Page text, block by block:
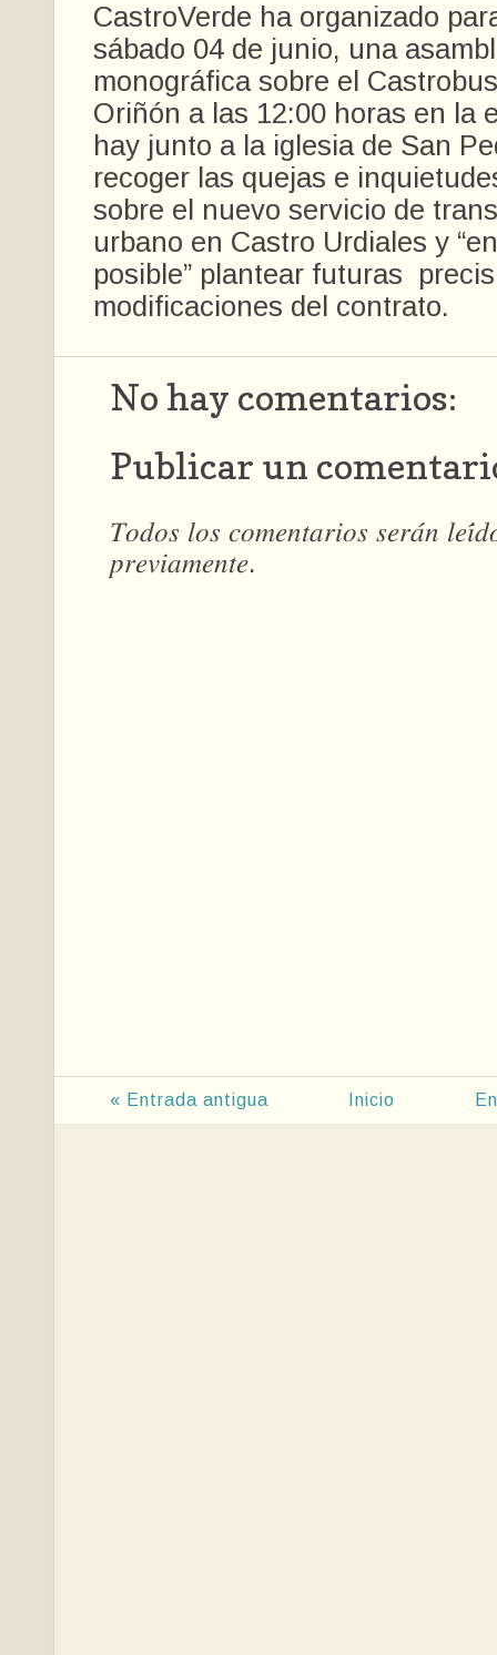
CastroVerde ha organizado
sábado 04 de junio, una
monográfica sobre el
Oriñón a las 12:00 horas en la
hay junto a la iglesia de San
recoger las quejas e
sobre el nuevo servicio de
urbano en Castro Urdiales y
posible” plantear futuras
modificaciones del contrato.
No hay comentarios:
Publicar un
𝑇𝑜𝑑𝑜𝑠 𝑙𝑜𝑠 𝑐𝑜𝑚𝑒𝑛𝑡𝑎𝑟𝑖𝑜𝑠 𝑠𝑒𝑟𝑎́𝑛
𝑝𝑟𝑒𝑣𝑖𝑎𝑚𝑒𝑛𝑡𝑒.
« Entrada antigua Inicio